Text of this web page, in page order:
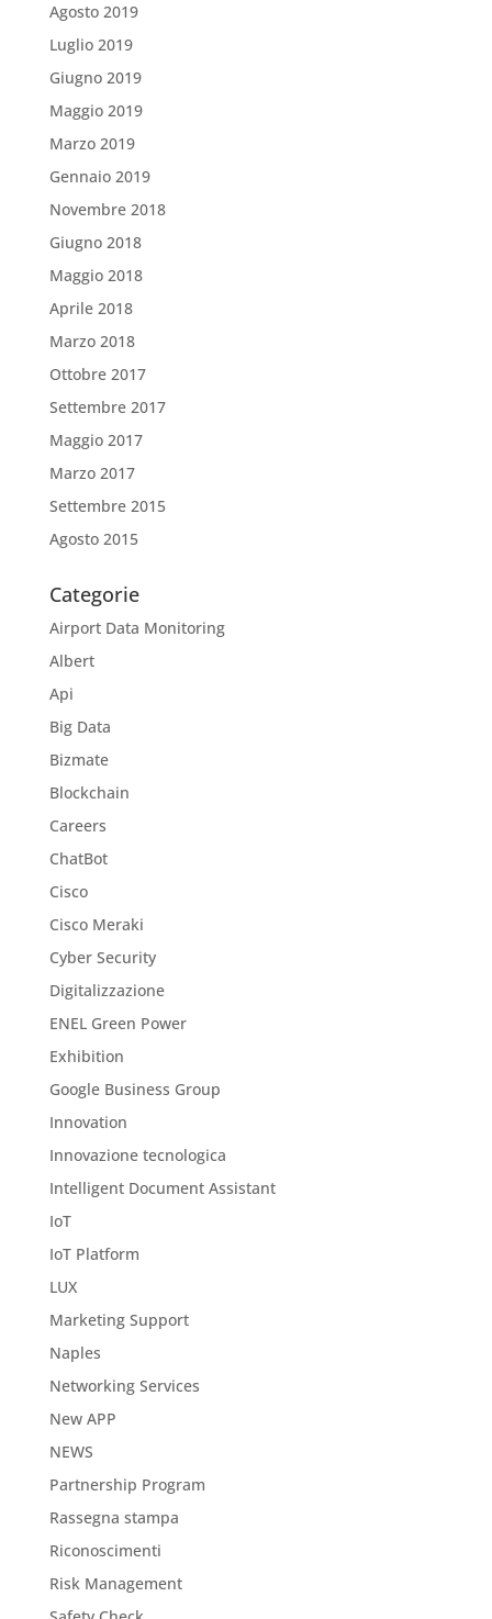
Agosto 2019
Luglio 2019
Giugno 2019
Maggio 2019
Marzo 2019
Gennaio 2019
Novembre 2018
Giugno 2018
Maggio 2018
Aprile 2018
Marzo 2018
Ottobre 2017
Settembre 2017
Maggio 2017
Marzo 2017
Settembre 2015
Agosto 2015
Categorie
Airport Data Monitoring
Albert
Api
Big Data
Bizmate
Blockchain
Careers
ChatBot
Cisco
Cisco Meraki
Cyber Security
Digitalizzazione
ENEL Green Power
Exhibition
Google Business Group
Innovation
Innovazione tecnologica
Intelligent Document Assistant
IoT
IoT Platform
LUX
Marketing Support
Naples
Networking Services
New APP
NEWS
Partnership Program
Rassegna stampa
Riconoscimenti
Risk Management